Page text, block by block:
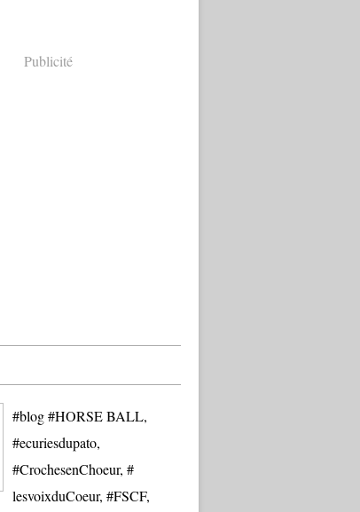
Publicité
#blog #HORSE BALL,
#ecuriesdupato,
#CrochesenChoeur, #
lesvoixduCoeur, #FSCF,